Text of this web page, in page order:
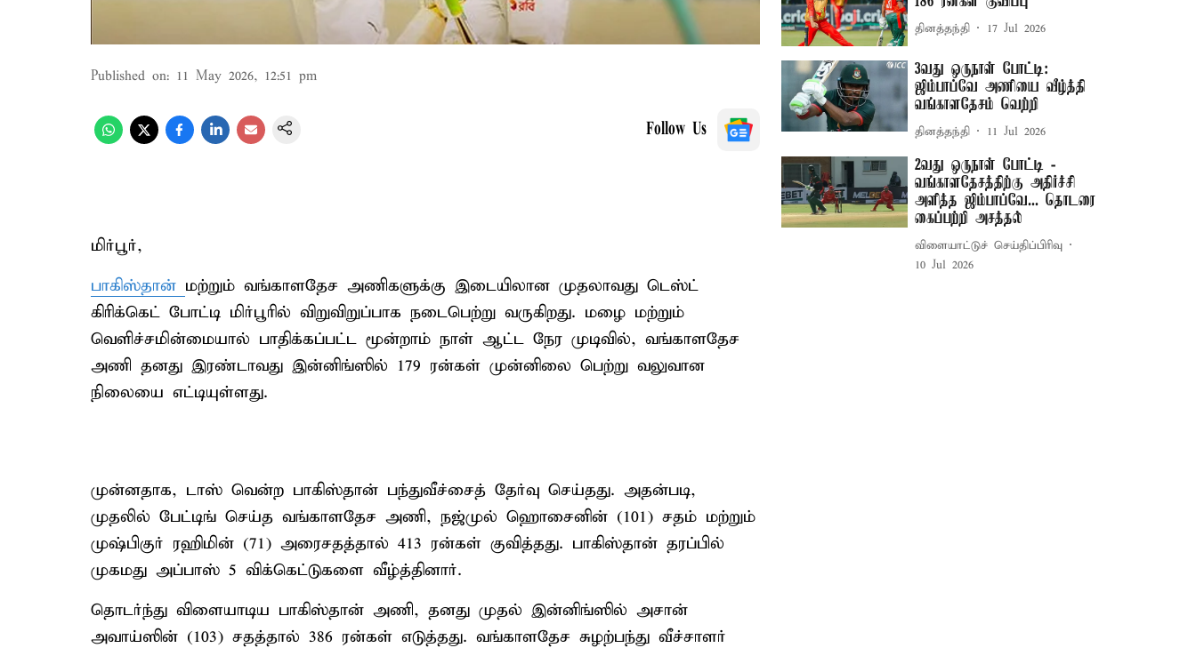
Published on: 11 May 2026, 12:51 pm
Follow Us
மிர்பூர்,
பாகிஸ்தான் மற்றும் வங்காளதேச அணிகளுக்கு இடையிலான முதலாவது டெஸ்ட்
கிரிக்கெட் போட்டி மிர்பூரில் விறுவிறுப்பாக நடைபெற்று வருகிறது. மழை மற்றும்
வெளிச்சமின்மையால் பாதிக்கப்பட்ட மூன்றாம் நாள் ஆட்ட நேர முடிவில், வங்காளதேச
அணி தனது இரண்டாவது இன்னிங்ஸில் 179 ரன்கள் முன்னிலை பெற்று வலுவான
நிலையை எட்டியுள்ளது.
முன்னதாக, டாஸ் வென்ற பாகிஸ்தான் பந்துவீச்சைத் தேர்வு செய்தது. அதன்படி,
முதலில் பேட்டிங் செய்த வங்காளதேச அணி, நஜ்முல் ஹொசைனின் (101) சதம் மற்றும்
முஷ்பிகுர் ரஹிமின் (71) அரைசதத்தால் 413 ரன்கள் குவித்தது. பாகிஸ்தான் தரப்பில்
முகமது அப்பாஸ் 5 விக்கெட்டுகளை வீழ்த்தினார்.
தொடர்ந்து விளையாடிய பாகிஸ்தான் அணி, தனது முதல் இன்னிங்ஸில் அசான்
அவாய்ஸின் (103) சதத்தால் 386 ரன்கள் எடுத்தது. வங்காளதேச சுழற்பந்து வீச்சாளர்
தினத்தந்தி 17 Jul 2026
3வது ஒருநாள் போட்டி:
ஜிம்பாப்வே அணியை வீழ்த்தி
வங்காளதேசம் வெற்றி
தினத்தந்தி 11 Jul 2026
2வது ஒருநாள் போட்டி -
வங்காளதேசத்திற்கு அதிர்ச்சி
அளித்த ஜிம்பாப்வே... தொடரை
கைப்பற்றி அசத்தல்
விளையாட்டுச் செய்திப்பிரிவு
10 Jul 2026